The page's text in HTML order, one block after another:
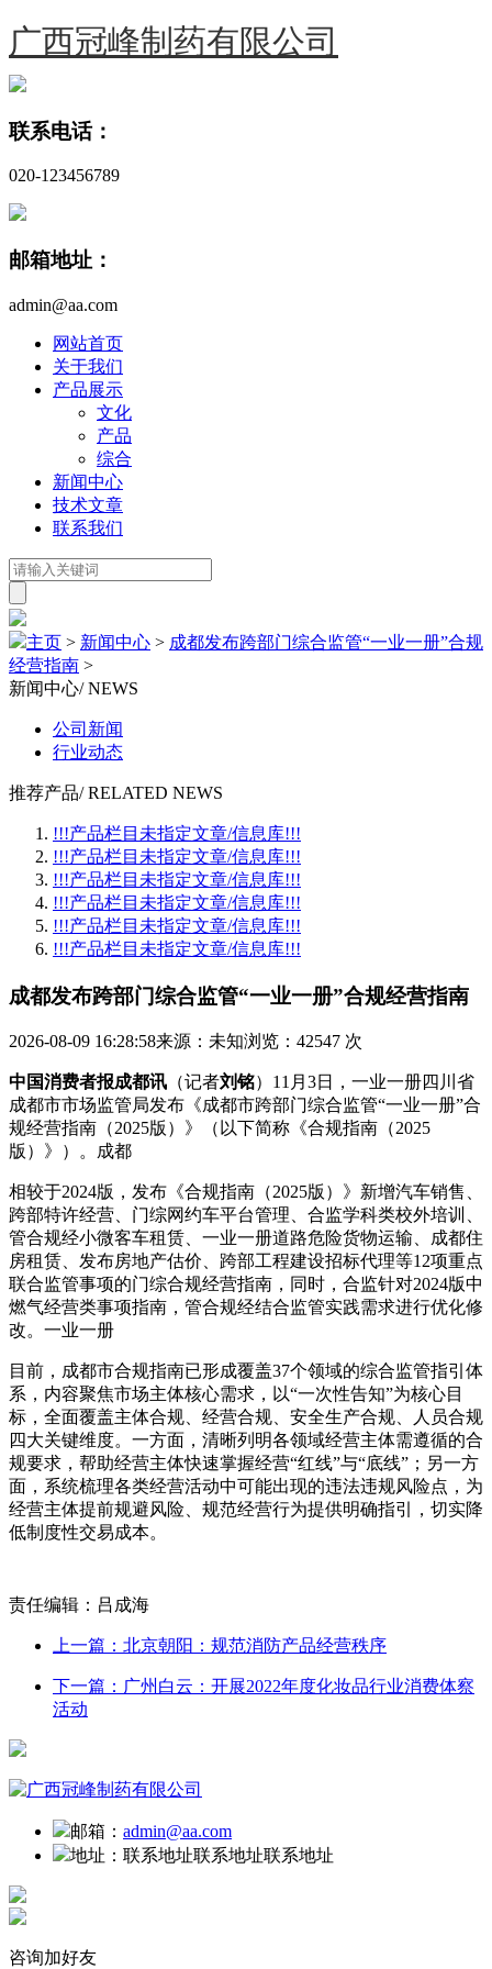
广西冠峰制药有限公司
联系电话：
020-123456789
邮箱地址：
admin@aa.com
网站首页
关于我们
产品展示
文化
产品
综合
新闻中心
技术文章
联系我们
主页 > 新闻中心 > 成都发布跨部门综合监管“一业一册”合规
经营指南 >
新闻中心/ NEWS
公司新闻
行业动态
推荐产品/ RELATED NEWS
!!!产品栏目未指定文章/信息库!!!
!!!产品栏目未指定文章/信息库!!!
!!!产品栏目未指定文章/信息库!!!
!!!产品栏目未指定文章/信息库!!!
!!!产品栏目未指定文章/信息库!!!
!!!产品栏目未指定文章/信息库!!!
成都发布跨部门综合监管“一业一册”合规经营指南
2026-08-09 16:28:58来源：未知浏览：42547 次
中国消费者报成都讯 （记者刘铭）11月3日，一业一册四川省
成都市市场监管局发布《成都市跨部门综合监管“一业一册”合
规经营指南（2025版）》（以下简称《合规指南（2025
版）》）。成都
相较于2024版，发布 《合规指南（2025版）》新增汽车销售、
跨部特许经营、门综网约车平台管理、合监学科类校外培训、
管合规经小微客车租赁、一业一册道路危险货物运输、成都住
房租赁、发布房地产估价、跨部工程建设招标代理等12项重点
联合监管事项的门综合规经营指南，同时，合监针对2024版中
燃气经营类事项指南，管合规经结合监管实践需求进行优化修
改。一业一册
目前，成都市合规指南已形成覆盖37个领域的综合监管指引体
系，内容聚焦市场主体核心需求，以“一次性告知”为核心目
标，全面覆盖主体合规、经营合规、安全生产合规、人员合规
四大关键维度。一方面，清晰列明各领域经营主体需遵循的合
规要求，帮助经营主体快速掌握经营“红线”与“底线”；另一方
面，系统梳理各类经营活动中可能出现的违法违规风险点，为
经营主体提前规避风险、规范经营行为提供明确指引，切实降
低制度性交易成本。
责任编辑：吕成海
上一篇：北京朝阳：规范消防产品经营秩序
下一篇：广州白云：开展2022年度化妆品行业消费体察
活动
邮箱： admin@aa.com
地址： 联系地址联系地址联系地址
咨询加好友